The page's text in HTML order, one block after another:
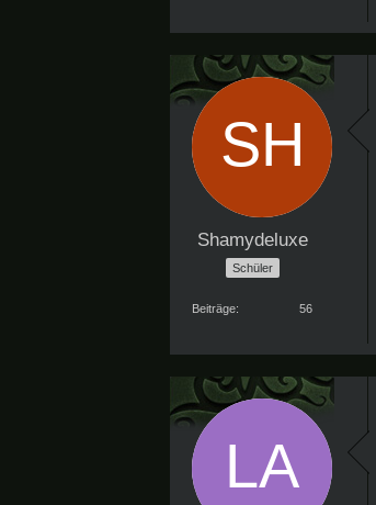
Shamydeluxe
Schüler
Beiträge 56